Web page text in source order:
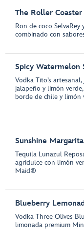
The Roller
Ron de coco SelvaRey
combinado con
Spicy Watermelon
Vodka Tito’s
jalapeño y limón
borde de chile y limón
Sunshine Margarita
Tequila Lunazul
agridulce con limón
Maid®
Blueberry
Vodka Three Olives
limonada premium